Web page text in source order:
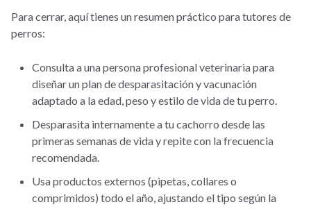
Para cerrar, aquí tienes un resumen práctico para tutores de
perros:
Consulta a una persona profesional veterinaria para
diseñar un plan de desparasitación y vacunación
adaptado a la edad, peso y estilo de vida de tu perro.
Desparasita internamente a tu cachorro desde las
primeras semanas de vida y repite con la frecuencia
recomendada.
Usa productos externos (pipetas, collares o
comprimidos) todo el año, ajustando el tipo según la